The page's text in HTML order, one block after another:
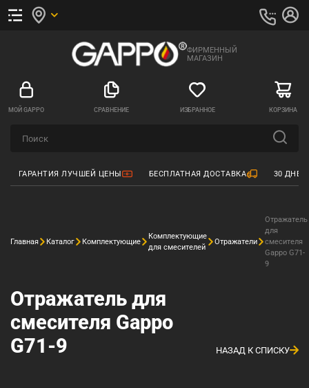
ФИРМЕННЫЙ
МАГАЗИН
МОЙ GAPPO СРАВНЕНИЕ ИЗБРАННОЕ КОРЗИНА
ГАРАНТИЯ ЛУЧШЕЙ ЦЕНЫ БЕСПЛАТНАЯ ДОСТАВКА 30
Главная Каталог Комплектующие
Комплектующие
для смесителей
Отражатели
Отражатель
для
смесителя
Gappo G71-
9
Отражатель для
смесителя Gappo
G71-9
НАЗАД К СПИСКУ